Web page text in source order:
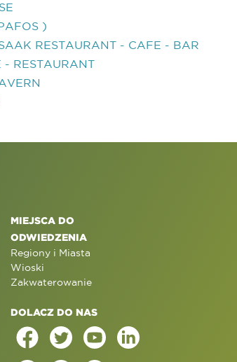
)
RESTAURANT - CAFE - BAR
- RESTAURANT
MIEJSCA DO
ODWIEDZENIA
Regiony i Miasta
Wioski
Zakwaterowanie
DOLACZ DO NAS